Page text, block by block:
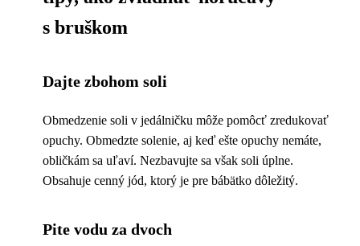
s bruškom
Dajte zbohom soli
Obmedzenie soli v jedálničku môže pomôcť zredukovať
opuchy. Obmedzte solenie, aj keď ešte opuchy nemáte,
obličkám sa uľaví. Nezbavujte sa však soli úplne.
Obsahuje cenný jód, ktorý je pre bábätko dôležitý.
Pite vodu za dvoch